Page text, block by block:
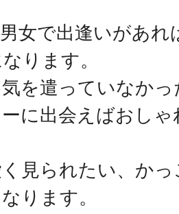
女で出逢いがあれ
ります。
を遣っていなか
に出会えばおし
見られたい、か
ります。